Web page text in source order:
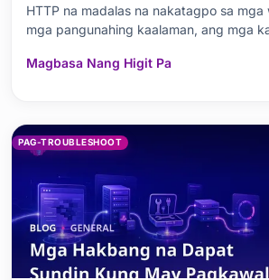
HTTP na madalas na nakatagpo sa mga
mga pangunahing kaalaman, ang mga
503 ay ipinaliwanag nang detalyado.
Magbasa Nang Higit Pa
PAG-TROUBLESHOOT